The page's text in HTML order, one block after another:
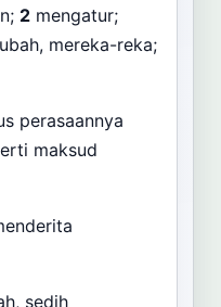
2 mengatur;
mereka-reka;
perasaannya
maksud
sedih